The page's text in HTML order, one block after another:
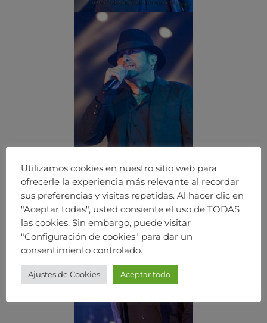
Utilizamos cookies en nuestro sitio web para
ofrecerle la experiencia más relevante al recordar
sus preferencias y visitas repetidas. Al hacer clic en
"Aceptar todas", usted consiente el uso de TODAS
las cookies. Sin embargo, puede visitar
"Configuración de cookies" para dar un
consentimiento controlado.
Ajustes de Cookies Aceptar todo